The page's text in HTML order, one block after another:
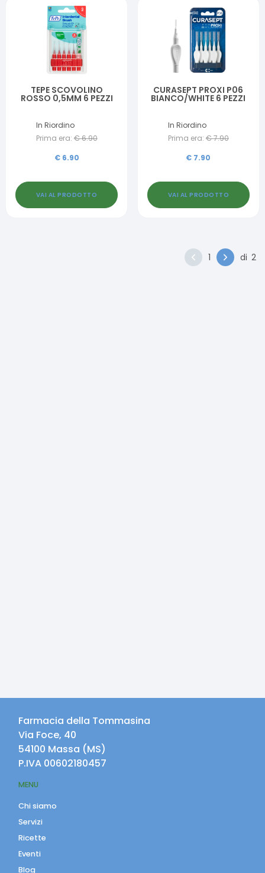
TEPE SCOVOLINO
ROSSO 0,5MM 6 PEZZI
In Riordino
Prima era: €6.90
€ 6.90
VAI AL PRODOTTO
CURASEPT PROXI P06
BIANCO/WHITE 6 PEZZI
In Riordino
Prima era: €7.90
€ 7.90
VAI AL PRODOTTO
1 di 2
Farmacia della Tommasina
Via Foce, 40
54100 Massa (MS)
P.IVA 00602180457
MENU
Chi siamo
Servizi
Ricette
Eventi
Blog